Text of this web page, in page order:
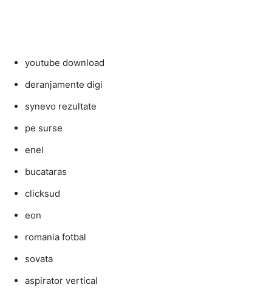
youtube download
deranjamente digi
synevo rezultate
pe surse
enel
bucataras
clicksud
eon
romania fotbal
sovata
aspirator vertical